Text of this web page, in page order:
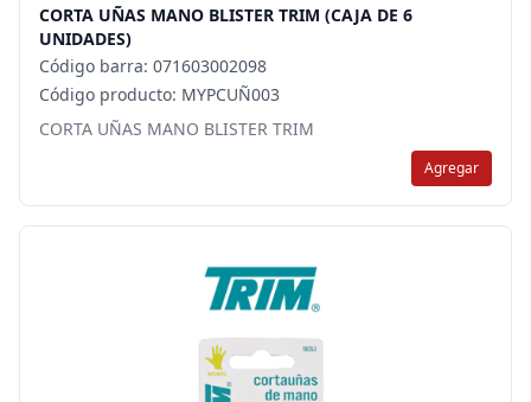
CORTA UÑAS MANO BLISTER TRIM (CAJA DE 6
UNIDADES)
Código barra: 071603002098
Código producto: MYPCUÑ003
CORTA UÑAS MANO BLISTER TRIM
Agregar